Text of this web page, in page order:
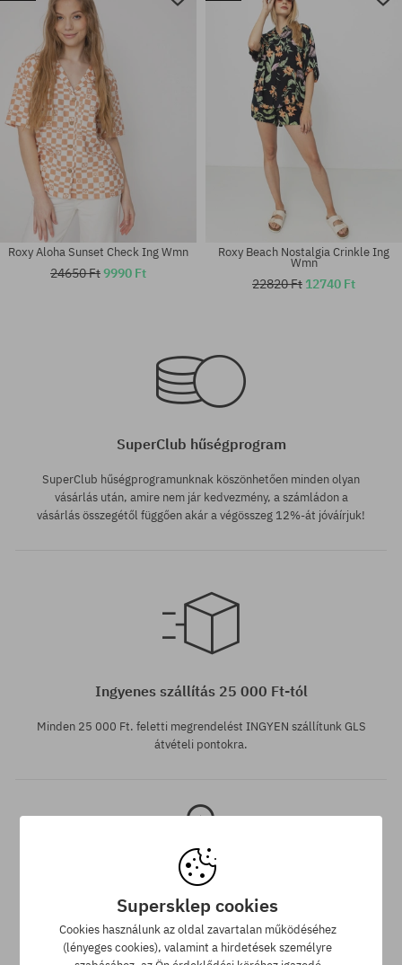
XS; S; M
XS; S; M
Roxy Aloha Sunset Check Ing Wmn
24650 Ft9990 Ft
Elérhető méretek:
Roxy Beach Nostalgia Crinkle Ing
Wmn
22820 Ft 12740 Ft
SuperClub hűségprogram
SuperClub hűségprogramunknak köszönhetően minden olyan
vásárlás után, amire nem jár kedvezmény, a számládon a
vásárlás összegétől függően akár a végösszeg 12%-át jóváírjuk!
Ingyenes szállítás 25 000 Ft-tól
Minden 25 000 Ft. feletti megrendelést INGYEN szállítunk GLS
átvételi pontokra.
Legjobb ár garancia
A legjobb árak nálunk vannak, de ha véletlenül egy más
Supersklep cookies
Cookies használunk az oldal zavartalan működéséhez
(lényeges cookies), valamint a hirdetések személyre